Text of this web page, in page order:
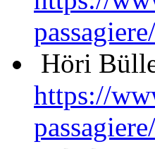
Höri
https://